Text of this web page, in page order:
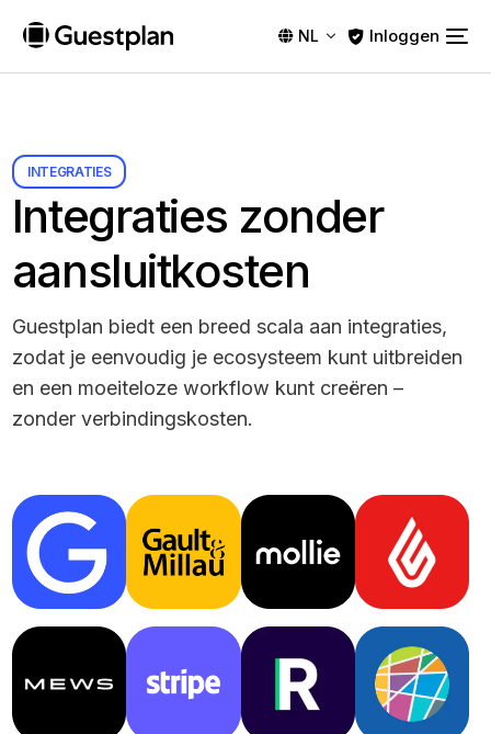
NL Inloggen
INTEGRATIES
Integraties zonder
aansluitkosten
Guestplan biedt een breed scala aan integraties,
zodat je eenvoudig je ecosysteem kunt uitbreiden
en een moeiteloze workflow kunt creëren –
zonder verbindingskosten.